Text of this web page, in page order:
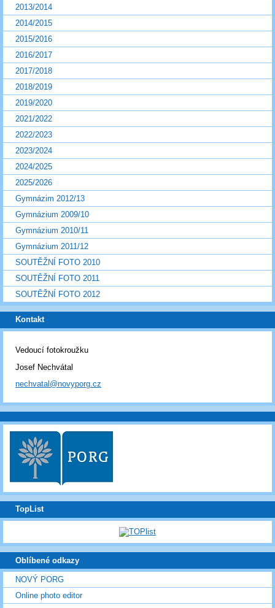
2013/2014
2014/2015
2015/2016
2016/2017
2017/2018
2018/2019
2019/2020
2021/2022
2022/2023
2023/2024
2024/2025
2025/2026
Gymnázim 2012/13
Gymnázium 2009/10
Gymnázium 2010/11
Gymnázium 2011/12
SOUTĚŽNÍ FOTO 2010
SOUTĚŽNÍ FOTO 2011
SOUTĚŽNÍ FOTO 2012
Kontakt
Vedoucí fotokroužku
Josef Nechvátal
nechvatal@novyporg.cz
TopList
Oblíbené odkazy
NOVÝ PORG
Online photo editor